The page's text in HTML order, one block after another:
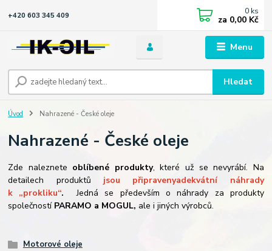
Menu
Hledat
+420 603 345 409 0 ks
za 0,00 Kč
Úvod Nahrazené - České oleje
Nahrazené - České oleje
Zde naleznete oblíbené produkty, které už se nevyrábí. Na
detailech produktů jsou připravenyadekvátní náhrady
k „prokliku“.
Jedná se především o náhrady za produkty
společností PARAMO a MOGUL, ale i jiných výrobců.
Motorové oleje